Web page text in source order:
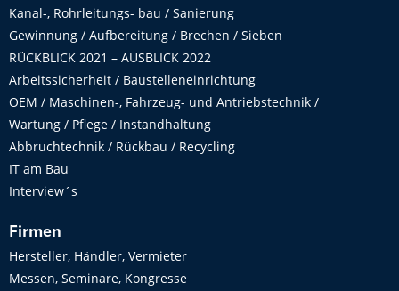
Kanal-, Rohrleitungs- bau / Sanierung
Gewinnung / Aufbereitung / Brechen / Sieben
RÜCKBLICK 2021 – AUSBLICK 2022
Arbeitssicherheit / Baustelleneinrichtung
OEM / Maschinen-, Fahrzeug- und Antriebstechnik /
Wartung / Pflege / Instandhaltung
Abbruchtechnik / Rückbau / Recycling
IT am Bau
Interview´s
Firmen
Hersteller, Händler, Vermieter
Messen, Seminare, Kongresse